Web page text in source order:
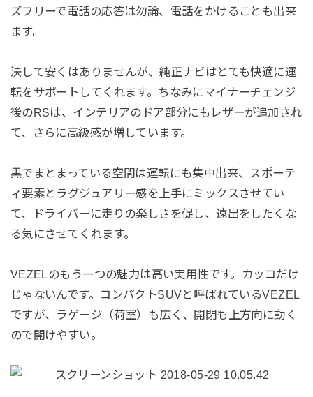
ズフリーで電話の応答は勿論、電話をかけることも出来
ます。
決して安くはありませんが、純正ナビはとても快適に運
転をサポートしてくれます。ちなみにマイナーチェンジ
後のRSは、インテリアのドア部分にもレザーが追加され
て、さらに高級感が増しています。
黒でまとまっている空間は運転にも集中出来、スポーテ
ィ要素とラグジュアリー感を上手にミックスさせてい
て、ドライバーに走りの楽しさを促し、遠出をしたくな
る気にさせてくれます。
VEZELのもう一つの魅力は高い実用性です。カッコだけ
じゃないんです。コンパクトSUVと呼ばれているVEZEL
ですが、ラゲージ（荷室）も広く、開閉も上方向に動く
ので開けやすい。